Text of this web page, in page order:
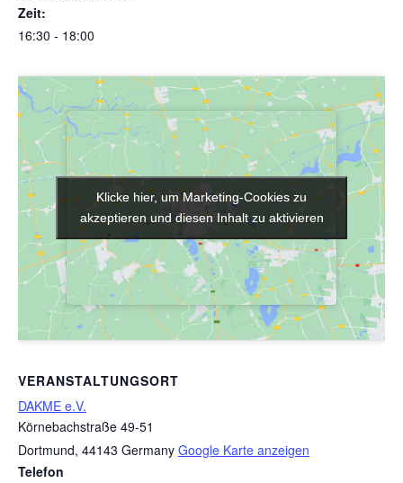
Zeit:
16:30 - 18:00
VERANSTALTUNGSORT
DAKME e.V.
Körnebachstraße 49-51
Dortmund, 44143 Germany Google Karte anzeigen
Telefon
Klicke hier, um Marketing-Cookies zu
akzeptieren und diesen Inhalt zu aktivieren
Klicke hier, um Marketing-Cookies zu
akzeptieren und diesen Inhalt zu aktivieren